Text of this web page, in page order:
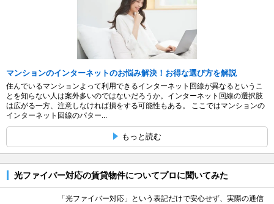
マンションのインターネットのお悩み解決！お得な選び方を解説
住んでいるマンションよって利用できるインターネット回線が異なるというこ
とを知らない人は案外多いのではないだろうか。インターネット回線の選択肢
は広がる一方、注意しなければ損をする可能性もある。 ここではマンションの
インターネット回線のパター...
もっと読む
光ファイバー対応の賃貸物件についてプロに聞いてみた
「光ファイバー対応」という表記だけで安心せず、実際の通信